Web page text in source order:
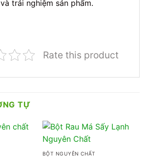
trải nghiệm sản phẩm.
Rate this product
TỰ
BỘT NGUYÊN CHẤT